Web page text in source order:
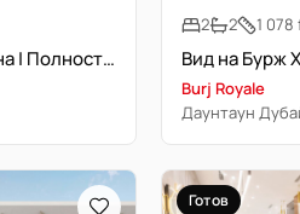
Вид на море | Свободна | Полностью меблирована
2
2 1 078
Вид на Бурж
Burj Royale
Даунтаун
Готов